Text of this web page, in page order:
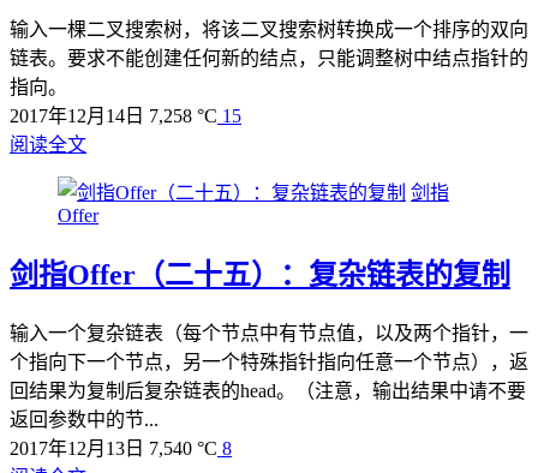
输入一棵二叉搜索树，将该二叉搜索树转换成一个排序的双向
链表。要求不能创建任何新的结点，只能调整树中结点指针的
指向。
2017年12月14日 7,258 °C 15
阅读全文
剑指
Offer
剑指Offer（二十五）：复杂链表的复制
输入一个复杂链表（每个节点中有节点值，以及两个指针，一
个指向下一个节点，另一个特殊指针指向任意一个节点），返
回结果为复制后复杂链表的head。（注意，输出结果中请不要
返回参数中的节...
2017年12月13日 7,540 °C 8